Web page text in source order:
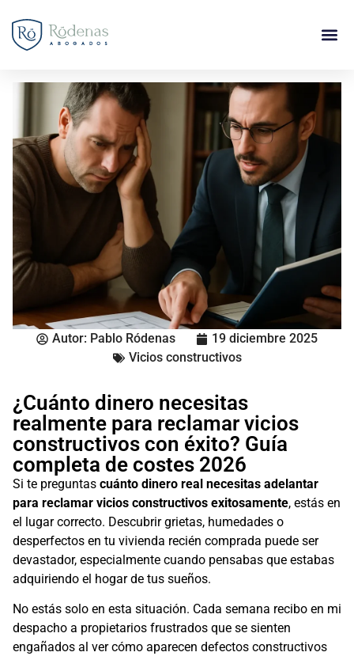
Autor: Pablo Ródenas
19 diciembre 2025
Vicios constructivos
¿Cuánto dinero necesitas
realmente para reclamar vicios
constructivos con éxito? Guía
completa de costes 2026
Si te preguntas cuánto dinero real necesitas adelantar
para reclamar vicios constructivos exitosamente, estás en
el lugar correcto. Descubrir grietas, humedades o
desperfectos en tu vivienda recién comprada puede ser
devastador, especialmente cuando pensabas que estabas
adquiriendo el hogar de tus sueños.
No estás solo en esta situación. Cada semana recibo en mi
despacho a propietarios frustrados que se sienten
engañados al ver cómo aparecen defectos constructivos